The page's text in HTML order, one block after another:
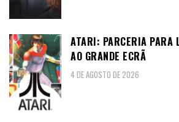
ATARI: PARCERIA PARA
AO GRANDE ECRÃ
4 DE AGOSTO DE 2026